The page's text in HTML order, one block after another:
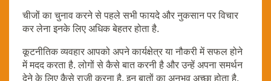
चीजों का चुनाव करने से पहले सभी फायदे और नुकसान पर विचार
कर लेना इनके लिए अधिक बेहतर होता है.
कूटनीतिक व्यवहार आपको अपने कार्यक्षेत्र या नौकरी में सफल होने
में मदद करता है. लोगों से कैसे बात करनी है और उन्हें अपना समर्थन
देने के लिए कैसे राजी करना है. इन बातों का अनुभव अच्छा होता है.